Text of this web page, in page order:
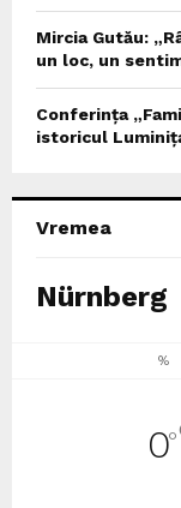
Mircia Gutău:
un loc, un
Conferința
istoricul
Vremea
Nürnberg
%
0°